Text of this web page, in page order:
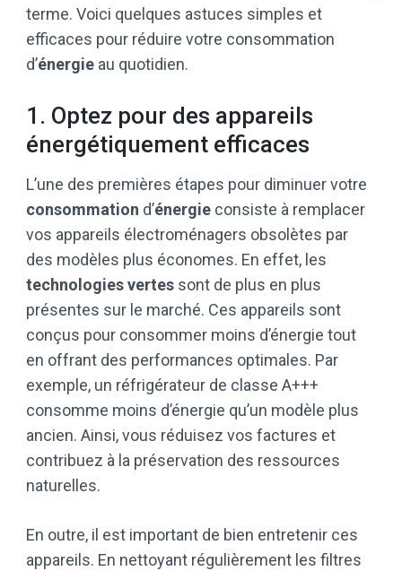
terme. Voici quelques astuces simples et
efficaces pour réduire votre consommation
d’énergie au quotidien.
1. Optez pour des appareils
énergétiquement efficaces
L’une des premières étapes pour diminuer votre
consommation d’énergie consiste à remplacer
vos appareils électroménagers obsolètes par
des modèles plus économes. En effet, les
technologies vertes sont de plus en plus
présentes sur le marché. Ces appareils sont
conçus pour consommer moins d’énergie tout
en offrant des performances optimales. Par
exemple, un réfrigérateur de classe A+++
consomme moins d’énergie qu’un modèle plus
ancien. Ainsi, vous réduisez vos factures et
contribuez à la préservation des ressources
naturelles.
En outre, il est important de bien entretenir ces
appareils. En nettoyant régulièrement les filtres